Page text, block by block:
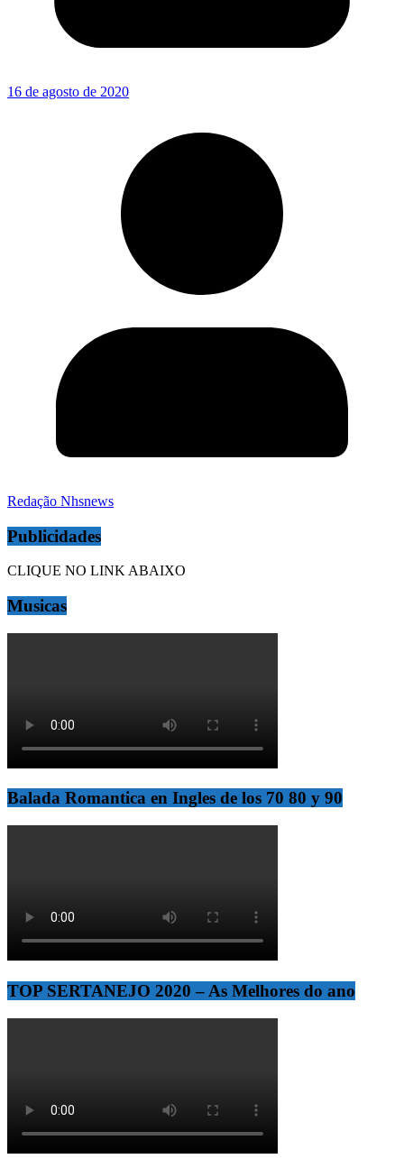
16 de agosto de 2020
Redação Nhsnews
Publicidades
CLIQUE NO LINK ABAIXO
Musicas
Balada Romantica en Ingles de los 70 80 y 90
TOP SERTANEJO 2020 – As Melhores do ano